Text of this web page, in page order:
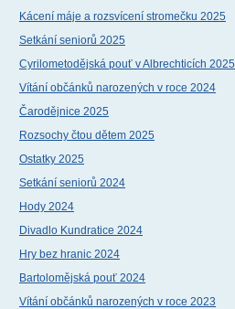
Kácení máje a rozsvícení stromečku 2025
Setkání seniorů 2025
Cyrilometodějská pouť v Albrechticích 2025
Vítání občánků narozených v roce 2024
Čarodějnice 2025
Rozsochy čtou dětem 2025
Ostatky 2025
Setkání seniorů 2024
Hody 2024
Divadlo Kundratice 2024
Hry bez hranic 2024
Bartolomějská pouť 2024
Vítání občánků narozených v roce 2023